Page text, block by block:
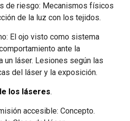
de riesgo: Mecanismos físicos
de la luz con los tejidos.
El ojo visto como sistema
ante la
un láser. Lesiones según las
del láser y la exposición.
los láseres.
accesible: Concepto.